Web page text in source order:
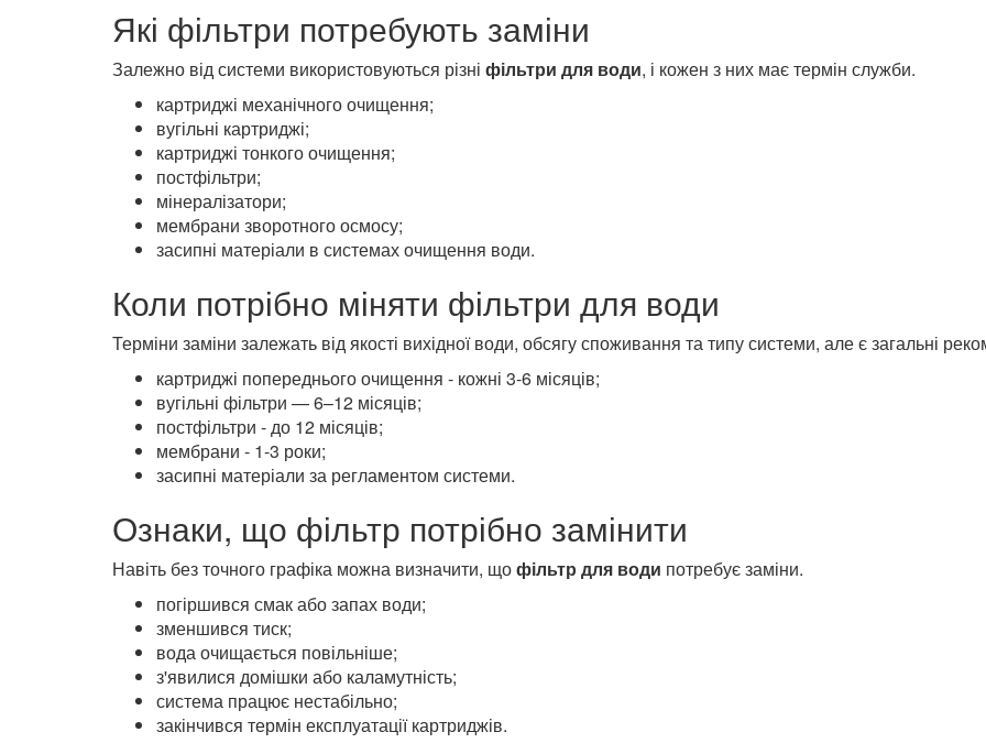
Які фільтри потребують заміни
Залежно від системи використовуються різні фільтри для води, і кожен з них має термін служби.
картриджі механічного очищення;
вугільні картриджі;
картриджі тонкого очищення;
постфільтри;
мінералізатори;
мембрани зворотного осмосу;
засипні матеріали в системах очищення води.
Коли потрібно міняти фільтри для води
Терміни заміни залежать від якості вихідної води, обсягу споживання та типу системи, але є загальні
картриджі попереднього очищення - кожні 3-6 місяців;
вугільні фільтри — 6–12 місяців;
постфільтри - до 12 місяців;
мембрани - 1-3 роки;
засипні матеріали за регламентом системи.
Ознаки, що фільтр потрібно замінити
Навіть без точного графіка можна визначити, щофільтр для води потребує заміни.
погіршився смак або запах води;
зменшився тиск;
вода очищається повільніше;
з'явилися домішки або каламутність;
система працює нестабільно;
закінчився термін експлуатації картриджів.